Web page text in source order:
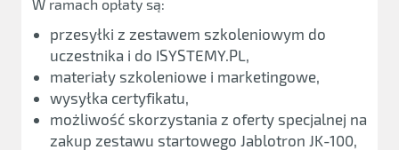
W ramach opłaty są:
przesyłki z zestawem szkoleniowym do
uczestnika i do ISYSTEMY.PL,
materiały szkoleniowe i marketingowe,
wysyłka certyfikatu,
możliwość skorzystania z oferty specjalnej na
zakup zestawu startowego Jablotron JK-100,